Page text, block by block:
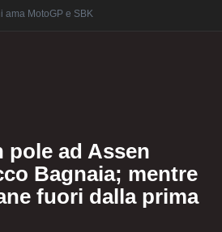
ama MotoGP e SBK
pole ad Assen
Bagnaia; mentre
fuori dalla prima